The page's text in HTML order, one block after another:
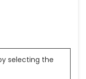
selecting the